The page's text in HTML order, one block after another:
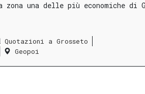
una delle più economiche di
Quotazioni a Grosseto
Geopoi